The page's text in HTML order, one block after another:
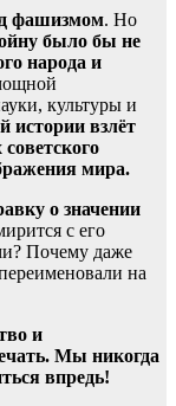
фашизмом. Но
было бы не
народа и
культуры и
истории взлёт
мира.
о значении
с его
Почему даже
на
и
Мы никогда
впредь!